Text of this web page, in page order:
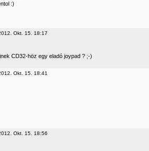
:)
Okt. 15. 18:17
CD32-höz egy eladó joypad ? ;-)
Okt. 15. 18:41
Okt. 15. 18:56